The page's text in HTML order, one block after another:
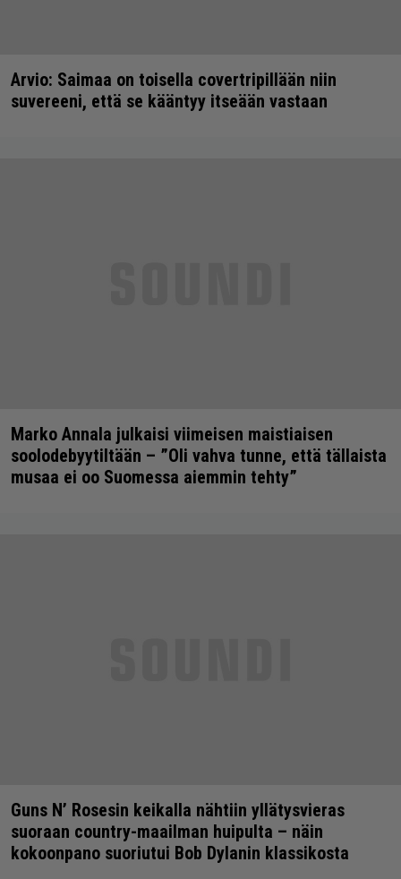
Arvio: Saimaa on toisella covertripillään niin
suvereeni, että se kääntyy itseään vastaan
Marko Annala julkaisi viimeisen maistiaisen
soolodebyytiltään – ”Oli vahva tunne, että tällaista
musaa ei oo Suomessa aiemmin tehty”
Guns N’ Rosesin keikalla nähtiin yllätysvieras
suoraan country-maailman huipulta – näin
kokoonpano suoriutui Bob Dylanin klassikosta